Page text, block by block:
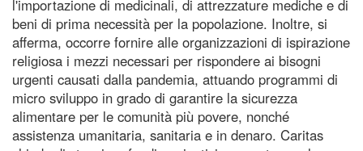
l'importazione di medicinali, di attrezzature mediche e di
beni di prima necessità per la popolazione. Inoltre, si
afferma, occorre fornire alle organizzazioni di ispirazione
religiosa i mezzi necessari per rispondere ai bisogni
urgenti causati dalla pandemia, attuando programmi di
micro sviluppo in grado di garantire la sicurezza
alimentare per le comunità più povere, nonché
assistenza umanitaria, sanitaria e in denaro. Caritas